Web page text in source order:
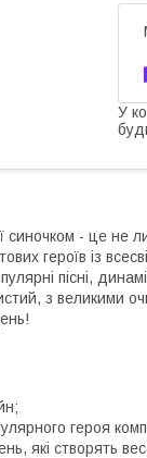
У
- це не
героїв із
пісні,
з великими
героя
які створять